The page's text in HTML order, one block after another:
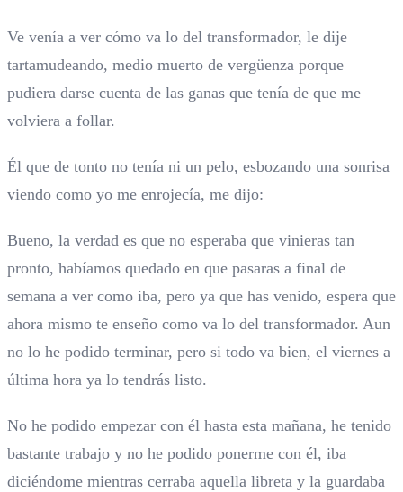
Ve venía a ver cómo va lo del transformador, le dije
tartamudeando, medio muerto de vergüenza porque
pudiera darse cuenta de las ganas que tenía de que me
volviera a follar.
Él que de tonto no tenía ni un pelo, esbozando una sonrisa
viendo como yo me enrojecía, me dijo:
Bueno, la verdad es que no esperaba que vinieras tan
pronto, habíamos quedado en que pasaras a final de
semana a ver como iba, pero ya que has venido, espera que
ahora mismo te enseño como va lo del transformador. Aun
no lo he podido terminar, pero si todo va bien, el viernes a
última hora ya lo tendrás listo.
No he podido empezar con él hasta esta mañana, he tenido
bastante trabajo y no he podido ponerme con él, iba
diciéndome mientras cerraba aquella libreta y la guardaba